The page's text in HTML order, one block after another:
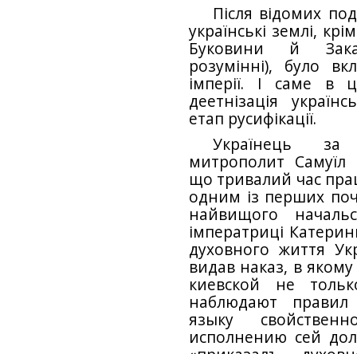
Після відомих
українські землі,
Буковини й
розумінні), було
імперії. І саме в
деетнізація
етап русифікації.
Українець за
митрополит Самуїл
що тривалий час
одним із перших
найвищого
імператриці
духовного життя
видав наказ, в
киевской не
наблюдают правил
языку
исполнению сей